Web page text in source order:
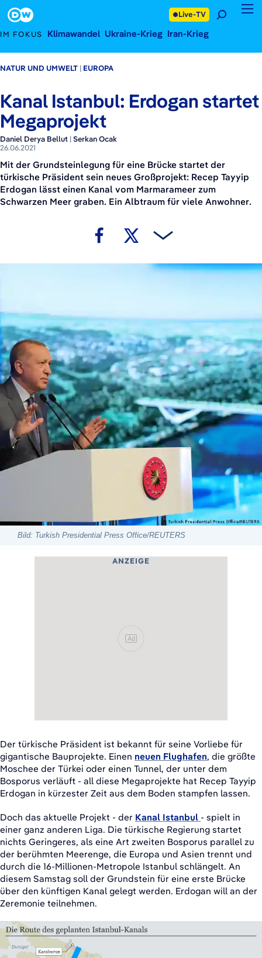
IM FOKUS Klimawandel Ukraine-Krieg Iran-Krieg
Live-TV
NATUR UND UMWELT EUROPA
Kanal Istanbul: Erdogan startet
Megaprojekt
Daniel Derya Bellut |Serkan Ocak
26.06.2021
Mit der Grundsteinlegung für eine Brücke startet der
türkische Präsident sein neues Großprojekt: Recep Tayyip
Erdogan lässt einen Kanal vom Marmarameer zum
Schwarzen Meer graben. Ein Albtraum für viele Anwohner.
Bild: Turkish Presidential Press Office/REUTERS
ANZEIGE
Ad
Der türkische Präsident ist bekannt für seine Vorliebe für
gigantische Bauprojekte. Einen neuen Flughafen, die größte
Moschee der Türkei oder einen Tunnel, der unter dem
Bosporus verläuft - all diese Megaprojekte hat Recep Tayyip
Erdogan in kürzester Zeit aus dem Boden stampfen lassen.
Doch das aktuelle Projekt - der Kanal Istanbul - spielt in
einer ganz anderen Liga. Die türkische Regierung startet
nichts Geringeres, als eine Art zweiten Bosporus parallel zu
der berühmten Meerenge, die Europa und Asien trennt und
durch die 16-Millionen-Metropole Istanbul schlängelt. An
diesem Samstag soll der Grundstein für eine erste Brücke
über den künftigen Kanal gelegt werden. Erdogan will an der
Zeremonie teilnehmen.
Footer